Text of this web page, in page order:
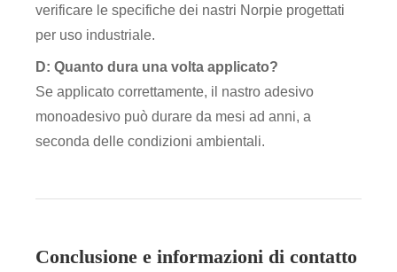
verificare le specifiche dei nastri Norpie progettati
per uso industriale.
D: Quanto dura una volta applicato?
Se applicato correttamente, il nastro adesivo
monoadesivo può durare da mesi ad anni, a
seconda delle condizioni ambientali.
Conclusione e informazioni di contatto